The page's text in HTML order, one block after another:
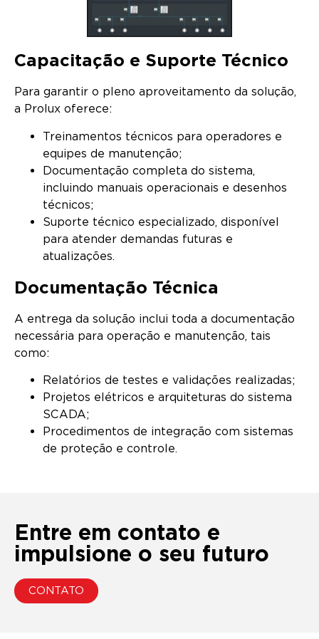
Capacitação e Suporte Técnico
Para garantir o pleno aproveitamento da solução,
a Prolux oferece:
Treinamentos técnicos para operadores e
equipes de manutenção;
Documentação completa do sistema,
incluindo manuais operacionais e desenhos
técnicos;
Suporte técnico especializado, disponível
para atender demandas futuras e
atualizações.
Documentação Técnica
A entrega da solução inclui toda a documentação
necessária para operação e manutenção, tais
como:
Relatórios de testes e validações realizadas;
Projetos elétricos e arquiteturas do sistema
SCADA;
Procedimentos de integração com sistemas
de proteção e controle.
Entre em contato e
impulsione o seu futuro
CONTATO